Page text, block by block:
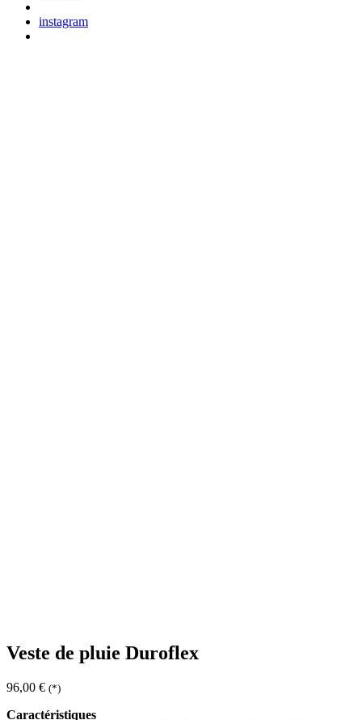
instagram
Veste de pluie Duroflex
96,00 € (*)
Caractéristiques